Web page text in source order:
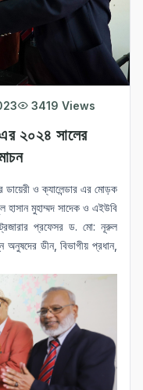
3419 Views
এর ২০২৪ সালের
ডায়েরী ও ক্যালেন্ডার এর মোড়ক
মুহাম্মদ সাদেক ও এইউবি
প্রফেসর ড. মো: নূরুল
ডীন, বিভাগীয় প্রধান,